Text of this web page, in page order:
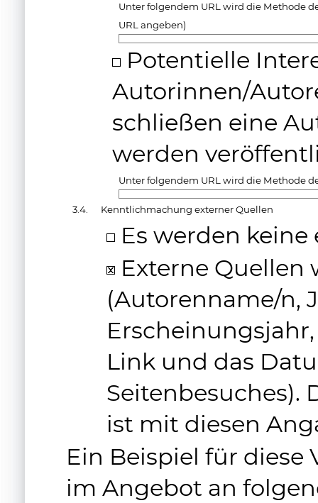
Unter folgendem URL wird die Methode
URL angeben)
Potentielle
Autorinnen/
schließen eine
werden
Unter folgendem URL wird die Methode
3.4. Kenntlichmachung externer Quellen
Es werden keine
Externe Quellen
(Autorenname/n,
Link und das
Seitenbesuches).
ist mit diesen
Ein Beispiel für diese
im Angebot an